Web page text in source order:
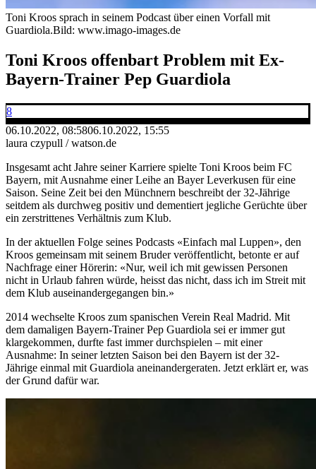
Toni Kroos sprach in seinem Podcast über einen Vorfall mit
Guardiola.Bild: www.imago-images.de
Toni Kroos offenbart Problem mit Ex-
Bayern-Trainer Pep Guardiola
8
06.10.2022, 08:5806.10.2022, 15:55
laura czypull / watson.de
Insgesamt acht Jahre seiner Karriere spielte Toni Kroos beim FC
Bayern, mit Ausnahme einer Leihe an Bayer Leverkusen für eine
Saison. Seine Zeit bei den Münchnern beschreibt der 32-Jährige
seitdem als durchweg positiv und dementiert jegliche Gerüchte über
ein zerstrittenes Verhältnis zum Klub.
In der aktuellen Folge seines Podcasts «Einfach mal Luppen», den
Kroos gemeinsam mit seinem Bruder veröffentlicht, betonte er auf
Nachfrage einer Hörerin: «Nur, weil ich mit gewissen Personen
nicht in Urlaub fahren würde, heisst das nicht, dass ich im Streit mit
dem Klub auseinandergegangen bin.»
2014 wechselte Kroos zum spanischen Verein Real Madrid. Mit
dem damaligen Bayern-Trainer Pep Guardiola sei er immer gut
klargekommen, durfte fast immer durchspielen – mit einer
Ausnahme: In seiner letzten Saison bei den Bayern ist der 32-
Jährige einmal mit Guardiola aneinandergeraten. Jetzt erklärt er, was
der Grund dafür war.